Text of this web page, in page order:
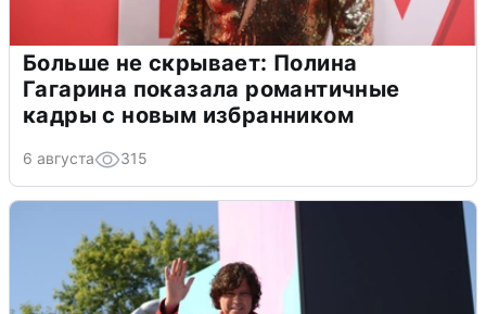
Больше не скрывает: Полина
Гагарина показала романтичные
кадры с новым избранником
6 августа 315